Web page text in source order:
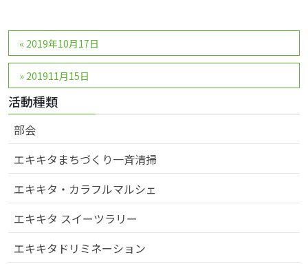
投
稿
ナ
ビ
ゲ
ー
シ
ョ
ン
« 2019年10月17日
» 201911月15日
活動種類
部会
エキキタまちづくり一斉清掃
エキキタ・カラフルマルシェ
エキキタ スイーツラリー
エキキタドリミネーション